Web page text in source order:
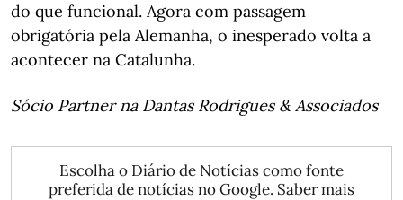
do que funcional. Agora com passagem
obrigatória pela Alemanha, o inesperado volta a
acontecer na Catalunha.
Sócio Partner na Dantas Rodrigues & Associados
Escolha o Diário de Notícias como fonte
preferida de notícias no Google. Saber mais